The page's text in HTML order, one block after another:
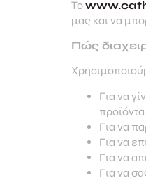
Το
μας και να
Πώς
Για να
Για να
Για να
Για να
Για να